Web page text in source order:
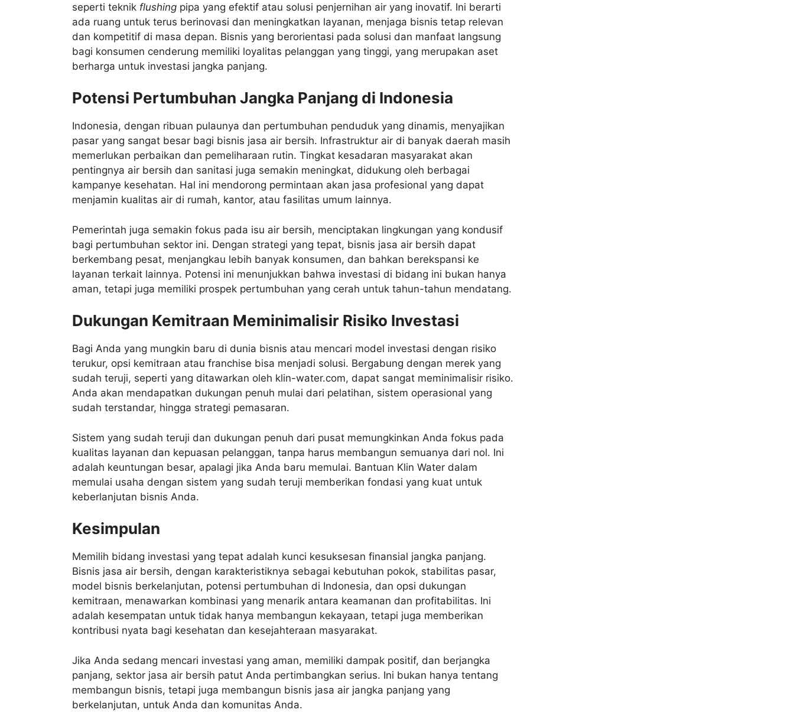
seperti teknik flushing pipa yang efektif atau solusi penjernihan air yang inovatif. Ini berarti
ada ruang untuk terus berinovasi dan meningkatkan layanan, menjaga bisnis tetap relevan
dan kompetitif di masa depan. Bisnis yang berorientasi pada solusi dan manfaat langsung
bagi konsumen cenderung memiliki loyalitas pelanggan yang tinggi, yang merupakan aset
berharga untuk investasi jangka panjang.
Potensi Pertumbuhan Jangka Panjang di Indonesia
Indonesia, dengan ribuan pulaunya dan pertumbuhan penduduk yang dinamis, menyajikan
pasar yang sangat besar bagi bisnis jasa air bersih. Infrastruktur air di banyak daerah masih
memerlukan perbaikan dan pemeliharaan rutin. Tingkat kesadaran masyarakat akan
pentingnya air bersih dan sanitasi juga semakin meningkat, didukung oleh berbagai
kampanye kesehatan. Hal ini mendorong permintaan akan jasa profesional yang dapat
menjamin kualitas air di rumah, kantor, atau fasilitas umum lainnya.
Pemerintah juga semakin fokus pada isu air bersih, menciptakan lingkungan yang kondusif
bagi pertumbuhan sektor ini. Dengan strategi yang tepat, bisnis jasa air bersih dapat
berkembang pesat, menjangkau lebih banyak konsumen, dan bahkan berekspansi ke
layanan terkait lainnya. Potensi ini menunjukkan bahwa investasi di bidang ini bukan hanya
aman, tetapi juga memiliki prospek pertumbuhan yang cerah untuk tahun-tahun mendatang.
Dukungan Kemitraan Meminimalisir Risiko Investasi
Bagi Anda yang mungkin baru di dunia bisnis atau mencari model investasi dengan risiko
terukur, opsi kemitraan atau franchise bisa menjadi solusi. Bergabung dengan merek yang
sudah teruji, seperti yang ditawarkan oleh klin-water.com, dapat sangat meminimalisir risiko.
Anda akan mendapatkan dukungan penuh mulai dari pelatihan, sistem operasional yang
sudah terstandar, hingga strategi pemasaran.
Sistem yang sudah teruji dan dukungan penuh dari pusat memungkinkan Anda fokus pada
kualitas layanan dan kepuasan pelanggan, tanpa harus membangun semuanya dari nol. Ini
adalah keuntungan besar, apalagi jika Anda baru memulai. Bantuan Klin Water dalam
memulai usaha dengan sistem yang sudah teruji memberikan fondasi yang kuat untuk
keberlanjutan bisnis Anda.
Kesimpulan
Memilih bidang investasi yang tepat adalah kunci kesuksesan finansial jangka panjang.
Bisnis jasa air bersih, dengan karakteristiknya sebagai kebutuhan pokok, stabilitas pasar,
model bisnis berkelanjutan, potensi pertumbuhan di Indonesia, dan opsi dukungan
kemitraan, menawarkan kombinasi yang menarik antara keamanan dan profitabilitas. Ini
adalah kesempatan untuk tidak hanya membangun kekayaan, tetapi juga memberikan
kontribusi nyata bagi kesehatan dan kesejahteraan masyarakat.
Jika Anda sedang mencari investasi yang aman, memiliki dampak positif, dan berjangka
panjang, sektor jasa air bersih patut Anda pertimbangkan serius. Ini bukan hanya tentang
membangun bisnis, tetapi juga membangun bisnis jasa air jangka panjang yang
berkelanjutan, untuk Anda dan komunitas Anda.